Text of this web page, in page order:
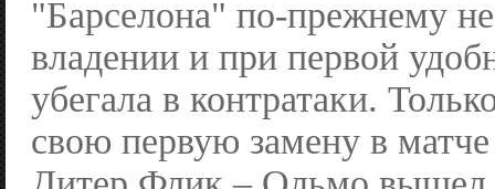
"Барселона" по-прежнему не
владении и при первой
убегала в контратаки.
свою первую замену в